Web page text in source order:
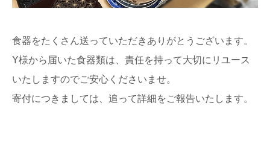
食器をたくさん送っていただきありがとうございます。
Y様から届いた食器類は、責任を持って大切にリユース
いたしますのでご安心くださいませ。
寄付につきましては、追って詳細をご報告いたします。